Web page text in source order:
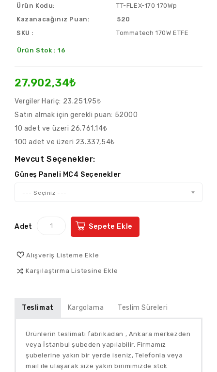
Ürün Kodu:
TT-FLEX-170 170Wp
Kazanacağınız Puan:
520
SKU :
Tommatech 170W ETFE
Ürün Stok : 16
27.902,34₺
Vergiler Hariç: 23.251,95₺
Satın almak için gerekli puan: 52000
10 adet ve üzeri 26.761,14₺
100 adet ve üzeri 23.337,54₺
Mevcut Seçenekler:
Güneş Paneli MC4 Seçenekler
--- Seçiniz ---
Adet Sepete Ekle
Alışveriş Listeme Ekle
Karşılaştırma Listesine Ekle
Teslimat Kargolama Teslim Süreleri
Ürünlerin teslimatı fabrikadan , Ankara merkezden
veya İstanbul şubeden yapılabilir. Firmamız
şubelerine yakın bir yerde iseniz, Telefonla veya
mail ile ulaşarak size yakın birimimizde stok